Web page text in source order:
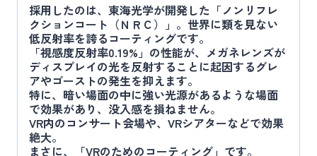
採用したのは、東海光学が開発した「ノンリフレ
クションコート（ＮＲＣ）」。世界に類を見ない
低反射率を誇るコーティングです。
「視感度反射率0.19%」の性能が、メガネレンズが
ディスプレイの光を反射することに起因するグレ
アやゴーストの発生を抑えます。
特に、暗い場面の中に強い光源があるような場面
で効果があり、没入感を損ねません。
VR内のコンサート会場や、VRシアターなどで効果
絶大。
まさに、「VRのためのコーティング」です。